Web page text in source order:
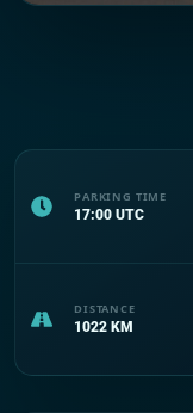
PARKING TIME
17:00 UTC
DISTANCE
1022 KM